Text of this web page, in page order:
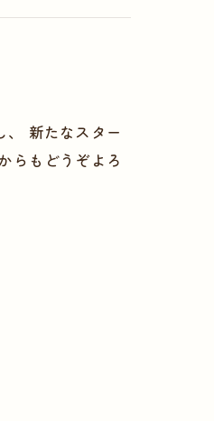
、 新たなスター
らもどうぞよろ